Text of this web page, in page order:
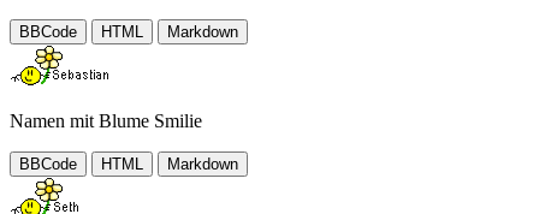
BBCode HTML Markdown
Namen mit Blume Smilie
BBCode HTML Markdown